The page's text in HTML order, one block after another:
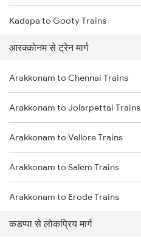
Kadapa to Gooty Trains
Kadapa to Tadipatri Trains
Kadapa to Yerraguntla Trains
Kadapa to Koduru Trains
Kadapa to Nandalur Trains
Kadapa to Raichur Trains
Kadapa to Dibbanadoddi Trains
Kadapa to Chennai Trains
आरक्कोनम से ट्रेन मार्ग
Arakkonam to Chennai Trains
Arakkonam to Jolarpettai Trains
Arakkonam to Vellore Trains
Arakkonam to Salem Trains
Arakkonam to Erode Trains
Arakkonam to Coimbatore Trains
कडप्पा से लोकप्रिय मार्ग